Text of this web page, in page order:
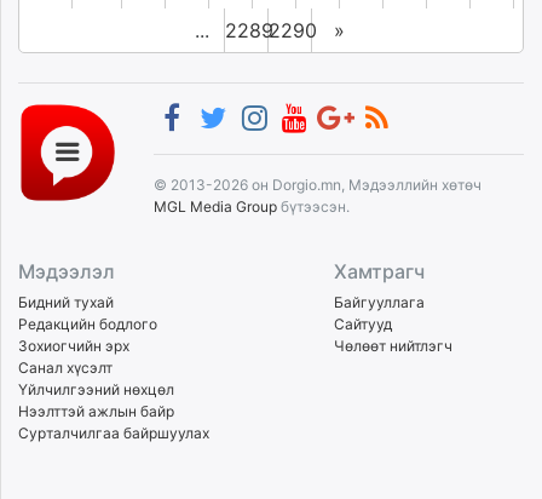
...
22892290 »
© 2013-2026 он Dorgio.mn, Мэдээллийн хөтөч
MGL Media Group бүтээсэн.
Мэдээлэл
Бидний тухай
Редакцийн бодлого
Зохиогчийн эрх
Санал хүсэлт
Үйлчилгээний нөхцөл
Нээлттэй ажлын байр
Сурталчилгаа байршуулах
Хамтрагч
Байгууллага
Сайтууд
Чөлөөт нийтлэгч